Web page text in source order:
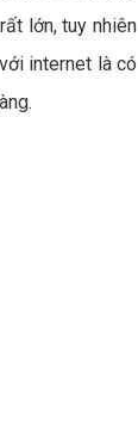
lớn, tuy nhiên
internet là có